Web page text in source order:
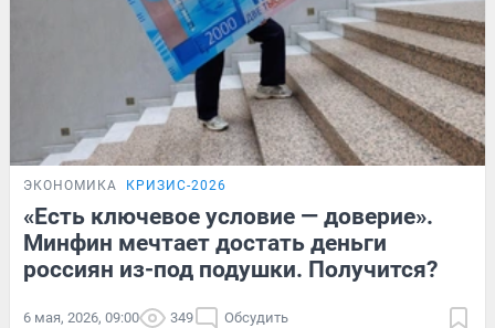
ЭКОНОМИКА КРИЗИС-2026
«Есть ключевое условие — доверие».
Минфин мечтает достать деньги
россиян из-под подушки. Получится?
6 мая, 2026, 09:00 349 Обсудить